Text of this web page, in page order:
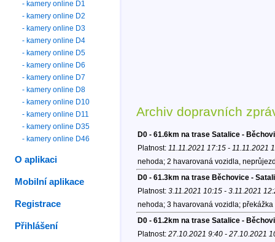
Archiv dopravních
D0 - 61.6km na trase Satalice -
Platnost: 11.11.2021 17:15 - 11.11.2021
nehoda; 2 havarovaná vozidla,
D0 - 61.3km na trase Běchovice -
Platnost: 3.11.2021 10:15 - 3.11.2021
nehoda; 3 havarovaná vozidla;
D0 - 61.2km na trase Satalice -
Platnost: 27.10.2021 9:40 - 27.10.2021
- kamery online D1
- kamery online D2
- kamery online D3
- kamery online D4
- kamery online D5
- kamery online D6
- kamery online D7
- kamery online D8
- kamery online D10
- kamery online D11
- kamery online D35
- kamery online D46
O aplikaci
Mobilní aplikace
Registrace
Přihlášení